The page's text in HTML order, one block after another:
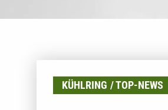
KÜHLRING TOP-NEWS